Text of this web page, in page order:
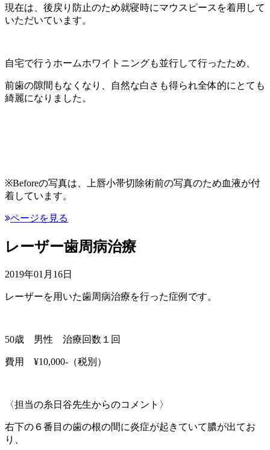
現在は、後戻り防止のため就寝時にマウスピースを着用して
いただいています。
自宅で行うホームホワイトニングも並行して行ったため、
前歯の隙間もなくなり、自然な白さも得られ全体的にとても
綺麗になりました。
※Beforeの写真は、上唇小帯切除術前の写真のため血液が付
着しています。
ページを見る
レーザー歯周病治療
2019年01月16日
レーザーを用いた歯周病治療を行った症例です。
50歳 男性 治療回数１回
費用 ¥10,000-（税別）
〈担当の糸日谷先生からのコメント〉
右下の６番目の歯の根の間に炎症が起きていて膿が出てお
り、